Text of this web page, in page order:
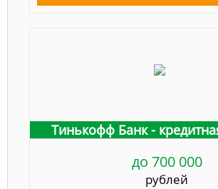
Тинькофф Банк -
до 700 000
рублей